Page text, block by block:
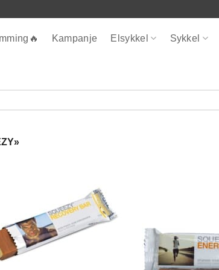
Kampanje Elsykkel Sykkel